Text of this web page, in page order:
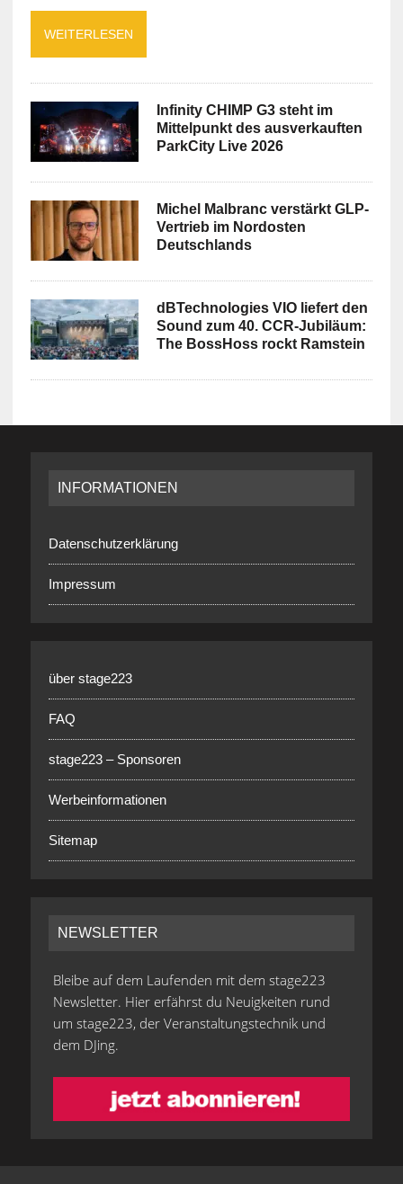
WEITERLESEN
Infinity CHIMP G3 steht im
Mittelpunkt des ausverkauften
ParkCity Live 2026
Michel Malbranc verstärkt GLP-
Vertrieb im Nordosten
Deutschlands
dBTechnologies VIO liefert den
Sound zum 40. CCR-Jubiläum:
The BossHoss rockt Ramstein
INFORMATIONEN
Datenschutzerklärung
Impressum
über stage223
FAQ
stage223 – Sponsoren
Werbeinformationen
Sitemap
NEWSLETTER
Bleibe auf dem Laufenden mit dem stage223
Newsletter. Hier erfährst du Neuigkeiten rund
um stage223, der Veranstaltungstechnik und
dem DJing.